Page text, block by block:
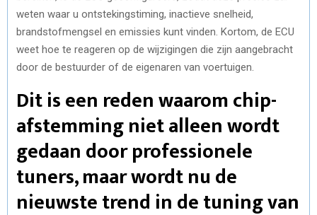
weten waar u ontstekingstiming, inactieve snelheid,
brandstofmengsel en emissies kunt vinden. Kortom, de ECU
weet hoe te reageren op de wijzigingen die zijn aangebracht
door de bestuurder of de eigenaren van voertuigen.
Dit is een reden waarom chip-
afstemming niet alleen wordt
gedaan door professionele
tuners, maar wordt nu de
nieuwste trend in de tuning van